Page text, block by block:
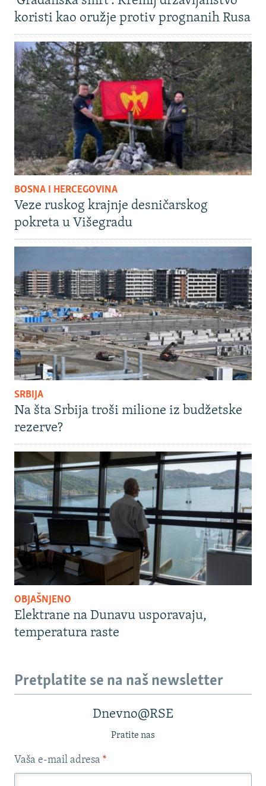
koristi kao oružje protiv prognanih Rusa
BOSNA I HERCEGOVINA
Veze ruskog krajnje desničarskog
pokreta u Višegradu
SRBIJA
Na šta Srbija troši milione iz budžetske
rezerve?
OBJAŠNJENO
Elektrane na Dunavu usporavaju,
temperatura raste
Pretplatite se na naš newsletter
Dnevno@RSE
Pratite nas
Vaša e-mail adresa *